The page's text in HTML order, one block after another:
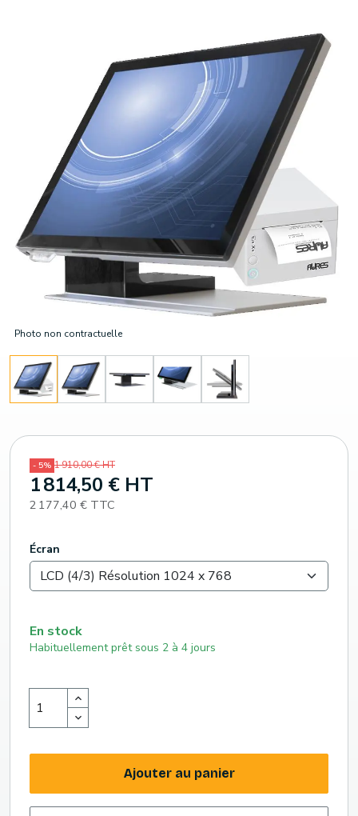
Photo non contractuelle
- 5% 1 910,00 € HT
1 814,50 € HT
2 177,40 € TTC
Écran
En stock
Habituellement prêt sous 2 à 4 jours
Ajouter au panier